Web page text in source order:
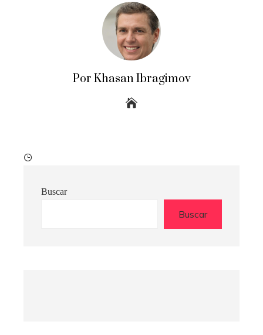
Por Khasan Ibragimov
Buscar
Buscar